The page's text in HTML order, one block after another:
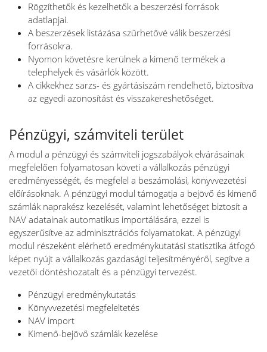
Rögzíthetők és kezelhetők a beszerzési források
adatlapjai.
A beszerzések listázása szűrhetővé válik beszerzési
forrásokra.
Nyomon követésre kerülnek a kimenő termékek a
telephelyek és vásárlók között.
A cikkekhez sarzs- és gyártásiszám rendelhető, biztosítva
az egyedi azonosítást és visszakereshetőséget.
Pénzügyi, számviteli terület
A modul a pénzügyi és számviteli jogszabályok elvárásainak
megfelelően folyamatosan követi a vállalkozás pénzügyi
eredményességét, és megfelel a beszámolási, könyvvezetési
előírásoknak. A pénzügyi modul támogatja a bejövő és kimenő
számlák naprakész kezelését, valamint lehetőséget biztosít a
NAV adatainak automatikus importálására, ezzel is
egyszerűsítve az adminisztrációs folyamatokat. A pénzügyi
modul részeként elérhető eredménykutatási statisztika átfogó
képet nyújt a vállalkozás gazdasági teljesítményéről, segítve a
vezetői döntéshozatalt és a pénzügyi tervezést.
Pénzügyi eredménykutatás
Könyvvezetési megfeleltetés
NAV import
Kimenő-bejövő számlák kezelése